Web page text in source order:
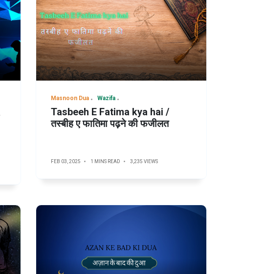
Masnoon Dua Wazifa
Tasbeeh E Fatima kya hai /
तस्बीह ए फातिमा पढ़ने की फजीलत
FEB 03, 2025 1 MINS READ 3,235 VIEWS